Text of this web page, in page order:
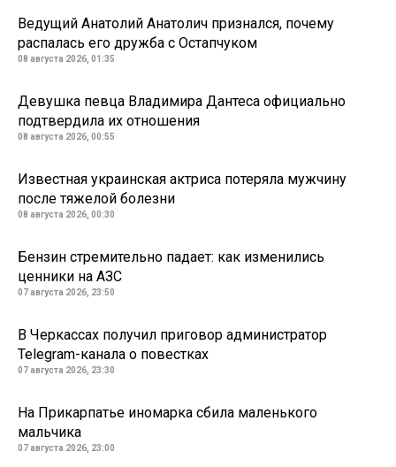
Ведущий Анатолий Анатолич признался, почему
распалась его дружба с Остапчуком
08 августа 2026, 01:35
Девушка певца Владимира Дантеса официально
подтвердила их отношения
08 августа 2026, 00:55
Известная украинская актриса потеряла мужчину
после тяжелой болезни
08 августа 2026, 00:30
Бензин стремительно падает: как изменились
ценники на АЗС
07 августа 2026, 23:50
В Черкассах получил приговор администратор
Telegram-канала о повестках
07 августа 2026, 23:30
На Прикарпатье иномарка сбила маленького
мальчика
07 августа 2026, 23:00